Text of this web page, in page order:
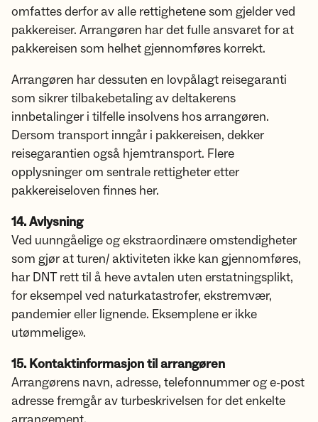
omfattes derfor av alle rettighetene som gjelder ved
pakkereiser. Arrangøren har det fulle ansvaret for at
pakkereisen som helhet gjennomføres korrekt.
Arrangøren har dessuten en lovpålagt reisegaranti
som sikrer tilbakebetaling av deltakerens
innbetalinger i tilfelle insolvens hos arrangøren.
Dersom transport inngår i pakkereisen, dekker
reisegarantien også hjemtransport. Flere
opplysninger om sentrale rettigheter etter
pakkereiseloven finnes her.
14. Avlysning
Ved uunngåelige og ekstraordinære omstendigheter
som gjør at turen/ aktiviteten ikke kan gjennomføres,
har DNT rett til å heve avtalen uten erstatningsplikt,
for eksempel ved naturkatastrofer, ekstremvær,
pandemier eller lignende. Eksemplene er ikke
utømmelige».
15. Kontaktinformasjon til arrangøren
Arrangørens navn, adresse, telefonnummer og e-post
adresse fremgår av turbeskrivelsen for det enkelte